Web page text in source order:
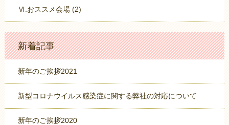
Ⅵ.おススメ会場 (2)
新着記事
新年のご挨拶2021
新型コロナウイルス感染症に関する弊社の対応について
新年のご挨拶2020